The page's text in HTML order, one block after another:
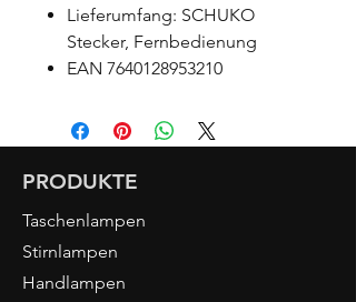
Lieferumfang: SCHUKO
Stecker, Fernbedienung
EAN 7640128953210
PRODUKTE
Taschenlampen
Stirnlampen
Handlampen